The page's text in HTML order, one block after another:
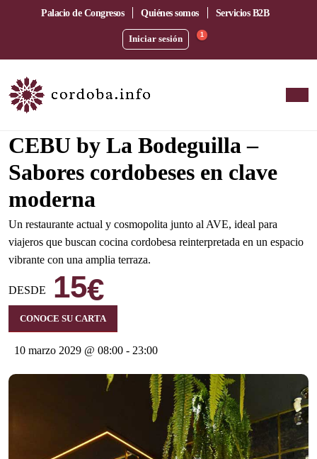
Palacio de Congresos Quiénes somos Servicios B2B
Iniciar sesión 1
CEBU by La Bodeguilla –
Sabores cordobeses en clave
moderna
Un restaurante actual y cosmopolita junto al AVE, ideal para
viajeros que buscan cocina cordobesa reinterpretada en un espacio
vibrante con una amplia terraza.
DESDE 15€
CONOCE SU CARTA
10 marzo 2029 @ 08:00 - 23:00